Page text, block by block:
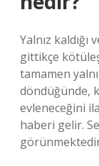
Yalnız
gittikçe
tamamen
döndüğünde,
evleneceğini
haberi gelir.